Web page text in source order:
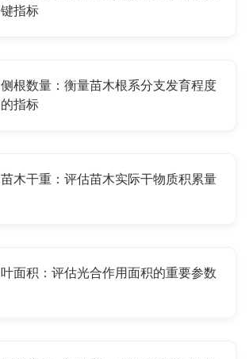
键指标
侧根数量：衡量苗木根系分支发育程度
的指标
苗木干重：评估苗木实际干物质积累量
叶面积：评估光合作用面积的重要参数